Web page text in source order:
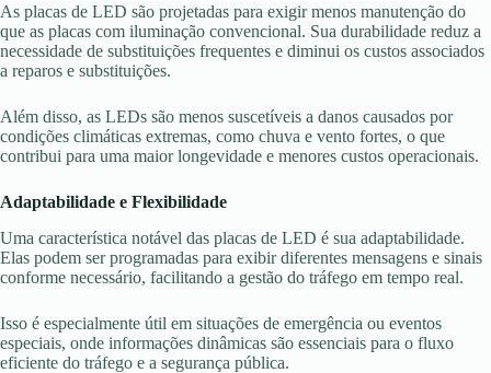
As placas de LED são projetadas para exigir menos manutenção do
que as placas com iluminação convencional. Sua durabilidade reduz a
necessidade de substituições frequentes e diminui os custos associados
a reparos e substituições.
Além disso, as LEDs são menos suscetíveis a danos causados por
condições climáticas extremas, como chuva e vento fortes, o que
contribui para uma maior longevidade e menores custos operacionais.
Adaptabilidade e Flexibilidade
Uma característica notável das placas de LED é sua adaptabilidade.
Elas podem ser programadas para exibir diferentes mensagens e sinais
conforme necessário, facilitando a gestão do tráfego em tempo real.
Isso é especialmente útil em situações de emergência ou eventos
especiais, onde informações dinâmicas são essenciais para o fluxo
eficiente do tráfego e a segurança pública.